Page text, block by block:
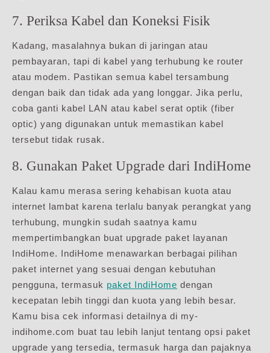
7. Periksa Kabel dan Koneksi Fisik
Kadang, masalahnya bukan di jaringan atau
pembayaran, tapi di kabel yang terhubung ke router
atau modem. Pastikan semua kabel tersambung
dengan baik dan tidak ada yang longgar. Jika perlu,
coba ganti kabel LAN atau kabel serat optik (fiber
optic) yang digunakan untuk memastikan kabel
tersebut tidak rusak.
8. Gunakan Paket Upgrade dari IndiHome
Kalau kamu merasa sering kehabisan kuota atau
internet lambat karena terlalu banyak perangkat yang
terhubung, mungkin sudah saatnya kamu
mempertimbangkan buat upgrade paket layanan
IndiHome. IndiHome menawarkan berbagai pilihan
paket internet yang sesuai dengan kebutuhan
pengguna, termasuk paket IndiHome dengan
kecepatan lebih tinggi dan kuota yang lebih besar.
Kamu bisa cek informasi detailnya di my-
indihome.com buat tau lebih lanjut tentang opsi paket
upgrade yang tersedia, termasuk harga dan pajaknya